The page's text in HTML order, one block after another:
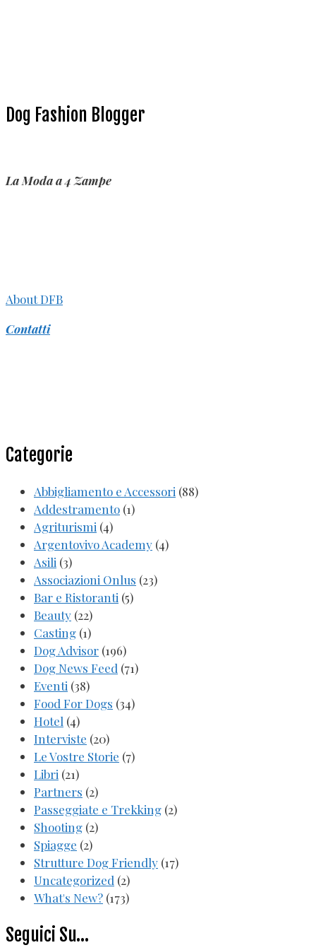
Dog Fashion Blogger
La Moda a 4 Zampe
About DFB
Contatti
Categorie
Abbigliamento e Accessori (88)
Addestramento (1)
Agriturismi (4)
Argentovivo Academy (4)
Asili (3)
Associazioni Onlus (23)
Bar e Ristoranti (5)
Beauty (22)
Casting (1)
Dog Advisor (196)
Dog News Feed (71)
Eventi (38)
Food For Dogs (34)
Hotel (4)
Interviste (20)
Le Vostre Storie (7)
Libri (21)
Partners (2)
Passeggiate e Trekking (2)
Shooting (2)
Spiagge (2)
Strutture Dog Friendly (17)
Uncategorized (2)
What's New? (173)
Seguici Su…